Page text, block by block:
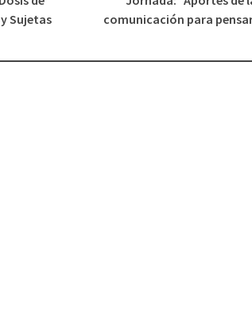
Sujetas
comunicación para